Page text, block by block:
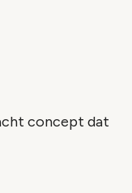
concept dat